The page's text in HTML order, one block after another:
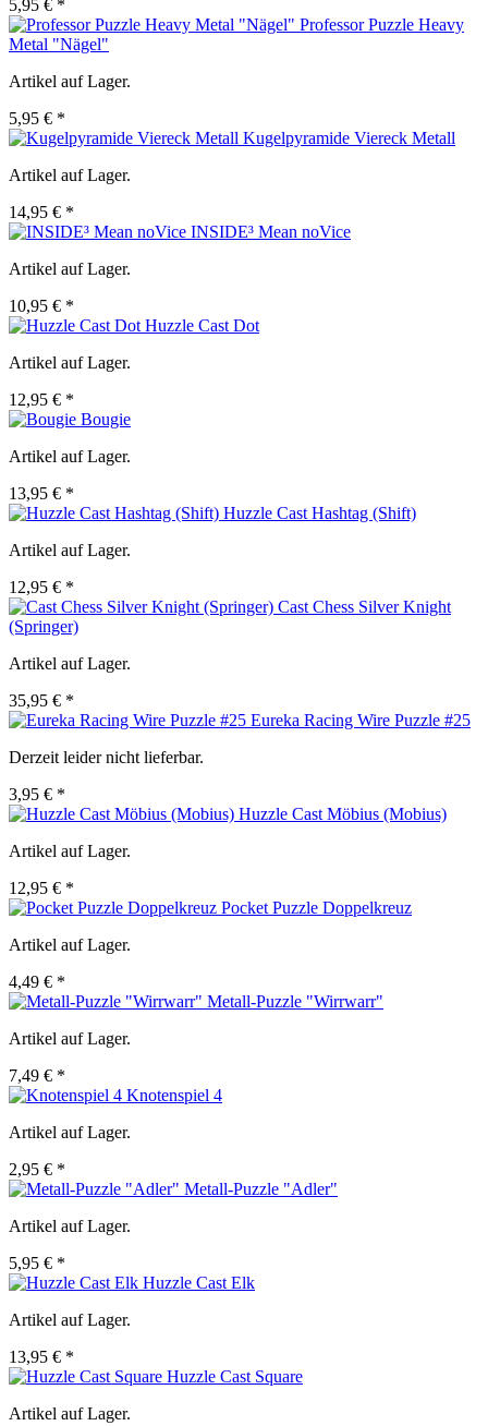
5,95 € *
Professor Puzzle Heavy
Metal "Nägel"
Artikel auf Lager.
5,95 € *
Kugelpyramide Viereck Metall
Artikel auf Lager.
14,95 € *
INSIDE³ Mean noVice
Artikel auf Lager.
10,95 € *
Huzzle Cast Dot
Artikel auf Lager.
12,95 € *
Bougie
Artikel auf Lager.
13,95 € *
Huzzle Cast Hashtag (Shift)
Artikel auf Lager.
12,95 € *
Cast Chess Silver Knight
(Springer)
Artikel auf Lager.
35,95 € *
Eureka Racing Wire Puzzle #25
Derzeit leider nicht lieferbar.
3,95 € *
Huzzle Cast Möbius (Mobius)
Artikel auf Lager.
12,95 € *
Pocket Puzzle Doppelkreuz
Artikel auf Lager.
4,49 € *
Metall-Puzzle "Wirrwarr"
Artikel auf Lager.
7,49 € *
Knotenspiel 4
Artikel auf Lager.
2,95 € *
Metall-Puzzle "Adler"
Artikel auf Lager.
5,95 € *
Huzzle Cast Elk
Artikel auf Lager.
13,95 € *
Huzzle Cast Square
Artikel auf Lager.